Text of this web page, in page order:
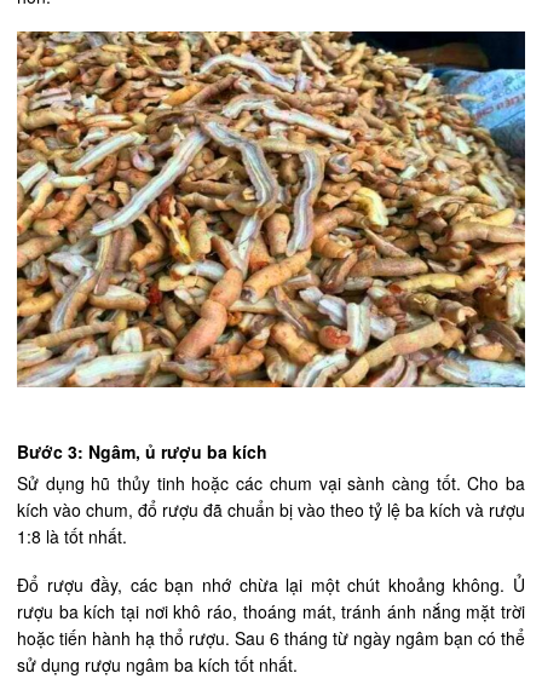
Bước 3: Ngâm, ủ rượu ba kích
Sử dụng hũ thủy tinh hoặc các chum vại sành càng tốt. Cho ba
kích vào chum, đổ rượu đã chuẩn bị vào theo tỷ lệ ba kích và rượu
1:8 là tốt nhất.
Đổ rượu đầy, các bạn nhớ chừa lại một chút khoảng không. Ủ
rượu ba kích tại nơi khô ráo, thoáng mát, tránh ánh nắng mặt trời
hoặc tiến hành hạ thổ rượu. Sau 6 tháng từ ngày ngâm bạn có thể
sử dụng rượu ngâm ba kích tốt nhất.